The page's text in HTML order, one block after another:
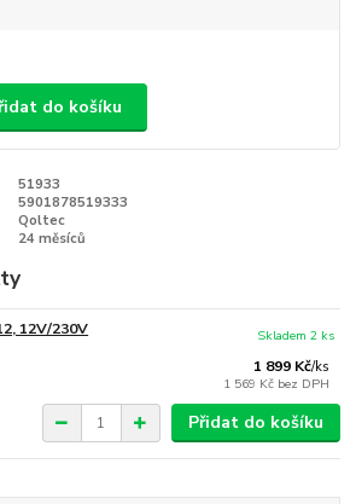
do košíku
51933
5901878519333
Qoltec
24 měsíců
12V/230V
1 899 Kč/ks
1 569 Kč bez DPH
Skladem 2 ks
Přidat do košíku